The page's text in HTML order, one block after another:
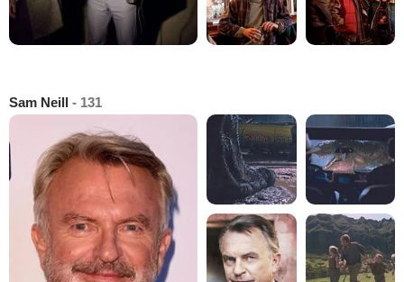
Sam Neill - 131